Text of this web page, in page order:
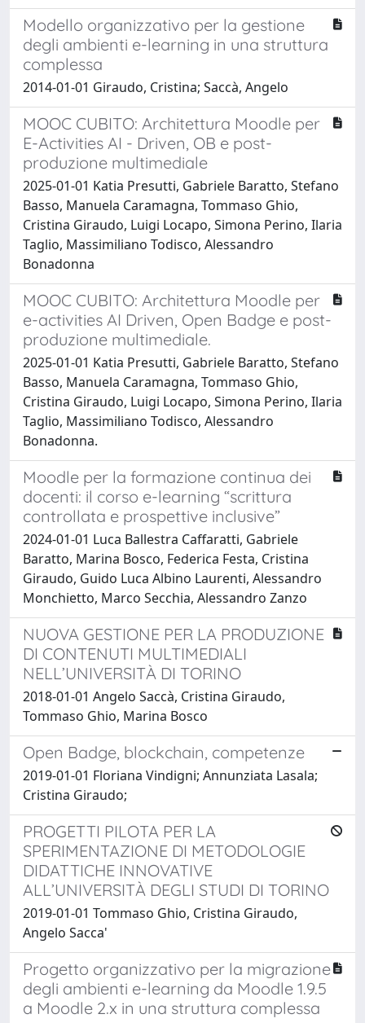
Modello organizzativo per la gestione
degli ambienti e-learning in una struttura
complessa
2014-01-01 Giraudo, Cristina; Saccà, Angelo
MOOC CUBITO: Architettura Moodle per
E-Activities AI - Driven, OB e post-
produzione multimediale
2025-01-01 Katia Presutti, Gabriele Baratto, Stefano
Basso, Manuela Caramagna, Tommaso Ghio,
Cristina Giraudo, Luigi Locapo, Simona Perino, Ilaria
Taglio, Massimiliano Todisco, Alessandro
Bonadonna
MOOC CUBITO: Architettura Moodle per
e-activities AI Driven, Open Badge e post-
produzione multimediale.
2025-01-01 Katia Presutti, Gabriele Baratto, Stefano
Basso, Manuela Caramagna, Tommaso Ghio,
Cristina Giraudo, Luigi Locapo, Simona Perino, Ilaria
Taglio, Massimiliano Todisco, Alessandro
Bonadonna.
Moodle per la formazione continua dei
docenti: il corso e-learning “scrittura
controllata e prospettive inclusive”
2024-01-01 Luca Ballestra Caffaratti, Gabriele
Baratto, Marina Bosco, Federica Festa, Cristina
Giraudo, Guido Luca Albino Laurenti, Alessandro
Monchietto, Marco Secchia, Alessandro Zanzo
NUOVA GESTIONE PER LA PRODUZIONE
DI CONTENUTI MULTIMEDIALI
NELL’UNIVERSITÀ DI TORINO
2018-01-01 Angelo Saccà, Cristina Giraudo,
Tommaso Ghio, Marina Bosco
Open Badge, blockchain, competenze
2019-01-01 Floriana Vindigni; Annunziata Lasala;
Cristina Giraudo;
PROGETTI PILOTA PER LA
SPERIMENTAZIONE DI METODOLOGIE
DIDATTICHE INNOVATIVE
ALL’UNIVERSITÀ DEGLI STUDI DI TORINO
2019-01-01 Tommaso Ghio, Cristina Giraudo,
Angelo Sacca'
Progetto organizzativo per la migrazione
degli ambienti e-learning da Moodle 1.9.5
a Moodle 2.x in una struttura complessa